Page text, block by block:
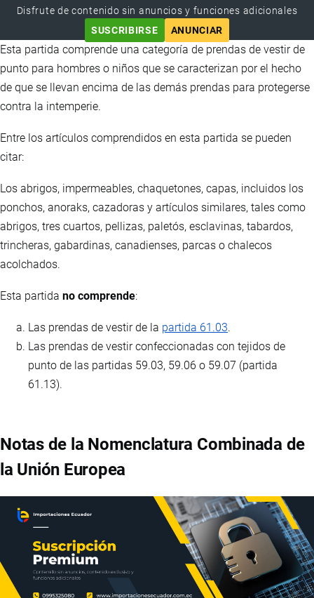
Disfrute de contenido sin anuncios y funciones adicionales
SUSCRIBIRSE
ANUNCIAR
Esta partida comprende una categoría de prendas de vestir de
punto para hombres o niños que se caracterizan por el hecho
de que se llevan encima de las demás prendas para protegerse
contra la intemperie.
Entre los artículos comprendidos en esta partida se pueden
citar:
Los abrigos, impermeables, chaquetones, capas, incluidos los
ponchos, anoraks, cazadoras y artículos similares, tales como
abrigos, tres cuartos, pellizas, paletós, esclavinas, tabardos,
trincheras, gabardinas, canadienses, parcas o chalecos
acolchados.
Esta partida no comprende:
Las prendas de vestir de la partida 61.03.
Las prendas de vestir confeccionadas con tejidos de
punto de las partidas 59.03, 59.06 o 59.07 (partida
61.13).
Notas de la Nomenclatura Combinada de
la Unión Europea